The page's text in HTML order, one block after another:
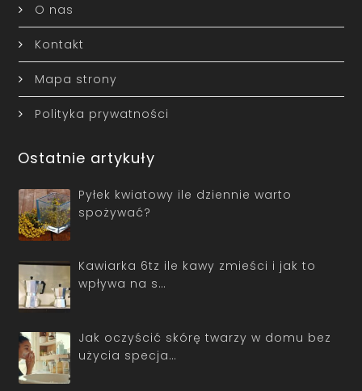
O nas
Kontakt
Mapa strony
Polityka prywatności
Ostatnie artykuły
Pyłek kwiatowy ile dziennie warto
spożywać?
Kawiarka 6tz ile kawy zmieści i jak to
wpływa na s…
Jak oczyścić skórę twarzy w domu bez
użycia specja…